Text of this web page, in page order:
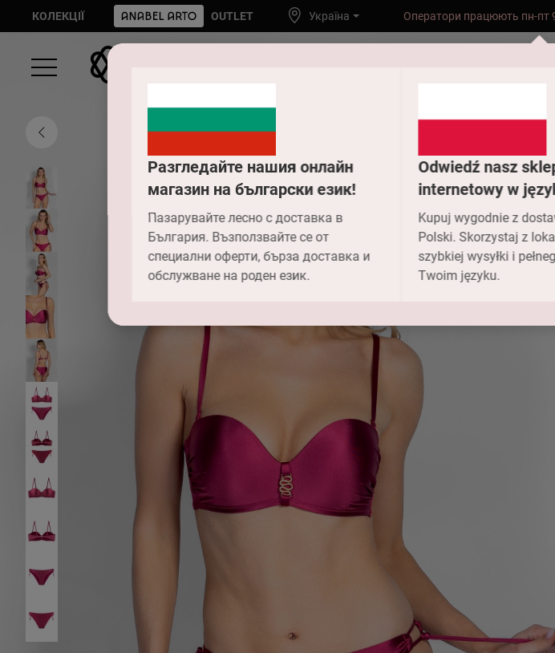
Разгледайте нашия онлайн
магазин на български език!
Пазарувайте лесно с доставка в
България. Възползвайте се от
специални оферти, бърза доставка и
обслужване на роден език.
Odwiedź nasz
internetowy w
Kupuj wygodnie z
Polski. Skorzystaj z
szybkiej wysyłki i
Twoim języku.
КОЛЕКЦІЇ OUTLET Україна
Безкоштовна доставка до
замовлень від 2000 грн